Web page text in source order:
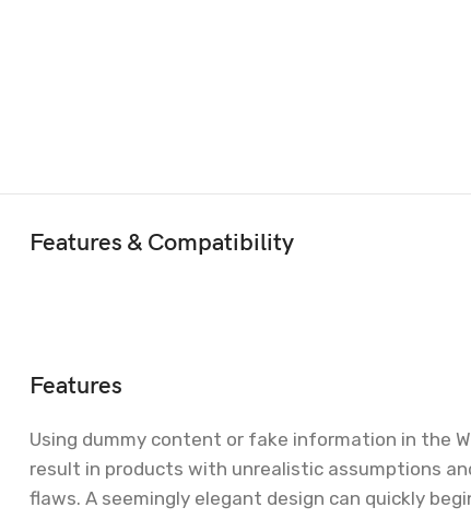
Features & Compatibility
Features
Using dummy content or fake information in the
result in products with unrealistic assumptions
flaws. A seemingly elegant design can quickly